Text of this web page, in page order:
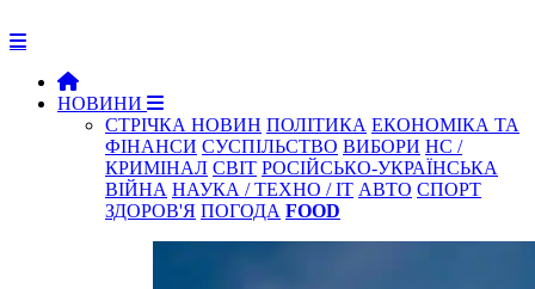
НОВИНИ
СТРІЧКА НОВИН ПОЛІТИКА ЕКОНОМІКА ТА
ФІНАНСИ СУСПІЛЬСТВО ВИБОРИ НС /
КРИМІНАЛ СВІТ РОСІЙСЬКО-УКРАЇНСЬКА
ВІЙНА НАУКА / ТЕХНО / IT АВТО СПОРТ
ЗДОРОВ'Я ПОГОДА FOOD